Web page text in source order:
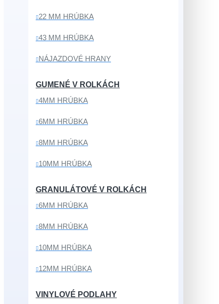
22 MM HRÚBKA
43 MM HRÚBKA
NÁJAZDOVÉ HRANY
GUMENÉ V ROLKÁCH
4MM HRÚBKA
6MM HRÚBKA
8MM HRÚBKA
10MM HRÚBKA
GRANULÁTOVÉ V ROLKÁCH
6MM HRÚBKA
8MM HRÚBKA
10MM HRÚBKA
12MM HRÚBKA
VINYLOVÉ PODLAHY